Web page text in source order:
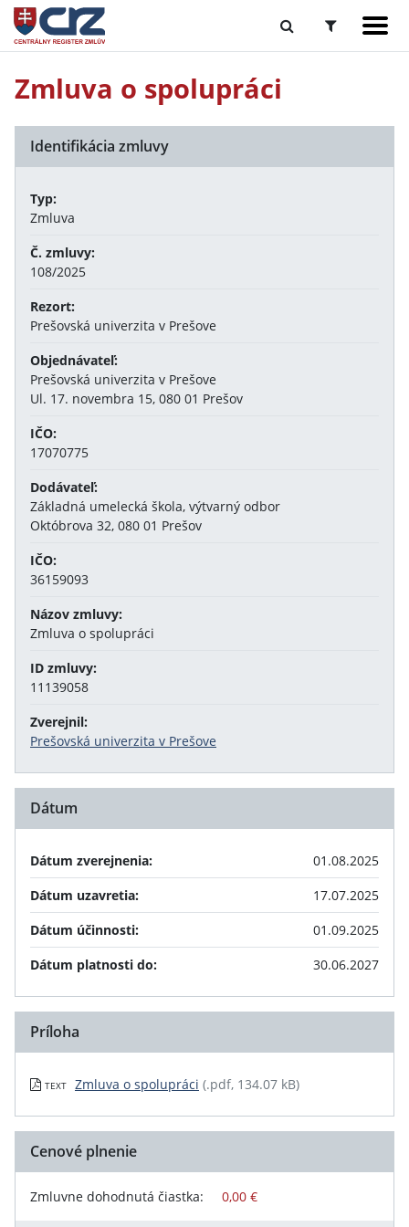
Zmluva o spolupráci
Identifikácia zmluvy
Typ:
Zmluva
Č. zmluvy:
108/2025
Rezort:
Prešovská univerzita v Prešove
Objednávateľ:
Prešovská univerzita v Prešove
Ul. 17. novembra 15, 080 01 Prešov
IČO:
17070775
Dodávateľ:
Základná umelecká škola, výtvarný odbor
Októbrova 32, 080 01 Prešov
IČO:
36159093
Názov zmluvy:
Zmluva o spolupráci
ID zmluvy:
11139058
Zverejnil:
Prešovská univerzita v Prešove
Dátum
Dátum zverejnenia:
01.08.2025
Dátum uzavretia:
17.07.2025
Dátum účinnosti:
01.09.2025
Dátum platnosti do:
30.06.2027
Príloha
TEXT Zmluva o spolupráci (.pdf, 134.07 kB)
Cenové plnenie
Zmluvne dohodnutá čiastka: 0,00 €